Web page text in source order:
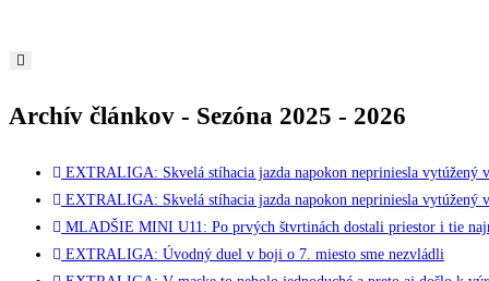
Archív článkov - Sezóna 2025 - 2026
EXTRALIGA: Skvelá stíhacia jazda napokon nepriniesla vytúžený
EXTRALIGA: Skvelá stíhacia jazda napokon nepriniesla vytúžený
MLADŠIE MINI U11: Po prvých štvrtinách dostali priestor i tie
EXTRALIGA: Úvodný duel v boji o 7. miesto sme nezvládli